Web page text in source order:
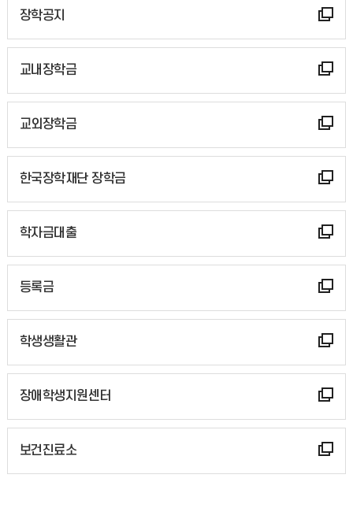
장학공지
교내장학금
교외장학금
한국장학재단 장학금
학자금대출
등록금
학생생활관
장애학생지원센터
보건진료소